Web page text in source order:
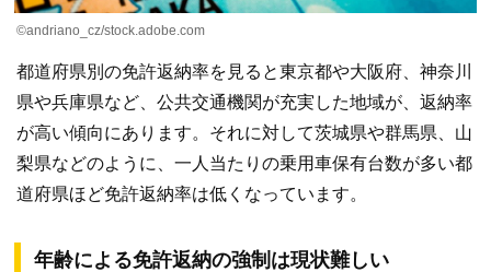
©andriano_cz/stock.adobe.com
都道府県別の免許返納率を見ると東京都や大阪府、神奈川
県や兵庫県など、公共交通機関が充実した地域が、返納率
が高い傾向にあります。それに対して茨城県や群馬県、山
梨県などのように、一人当たりの乗用車保有台数が多い都
道府県ほど免許返納率は低くなっています。
年齢による免許返納の強制は現状難しい